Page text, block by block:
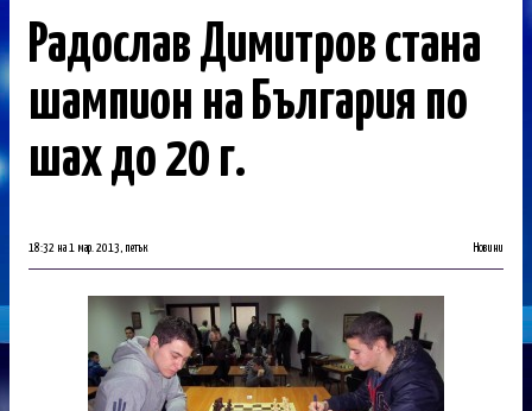
Радослав Димитров стана
шампион на България по
шах до 20 г.
18:32 на 1 мар. 2013, петък Новини